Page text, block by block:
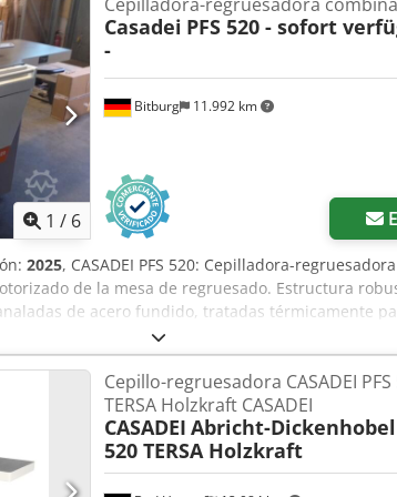
1 / 6
Bitburg 11.992 km
Cepilladora-regruesadora
Casadei PFS 520 - sofort
-
2025, CASADEI PFS 520: Cepilladora-
de la mesa de regruesado. Estructura
de acero fundido, tratadas térmicamente
gracias al elevado peso propio Cuatro
regruesado con dos velocidades y visualización
Eje de cuchillas de 4 cuchillas, con rodamientos
helicoidales para un avance de la madera
recubrimiento de goma Gran tope de cepillado,
tope auxiliar Potente motor industrial S6 (P2) Eje de
Al arrancar la máquina, la fuerza centrífuga
Cepillo-regruesadora CASADEI PFS
TERSA Holzkraft CASADEI
CASADEI Abricht-Dickenhobel
520 TERSA Holzkraft